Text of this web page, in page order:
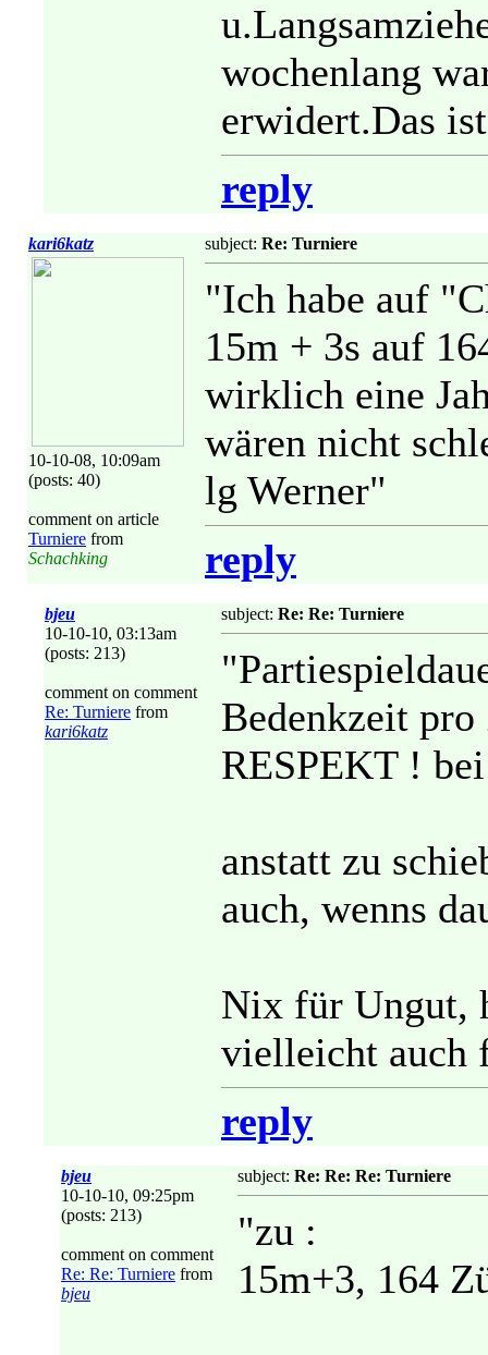
wochenlang
erwidert.Das
reply
kari6katz
10-10-08, 10:09am
(posts: 40)
comment on article
Turniere from
Schachking
subject: Re: Turniere
"Ich habe auf
15m + 3s auf
wirklich eine
wären nicht
lg Werner"
reply
bjeu
10-10-10, 03:13am
(posts: 213)
comment on comment
Re: Turniere from
kari6katz
subject: Re: Re: Turniere
Bedenkzeit
RESPEKT !
anstatt zu
auch, wenns
Nix für Ungut,
vielleicht auch
reply
bjeu
10-10-10, 09:25pm
(posts: 213)
comment on comment
Re: Re: Turniere from
bjeu
subject: Re: Re: Re: Turniere
"zu :
15m+3, 164